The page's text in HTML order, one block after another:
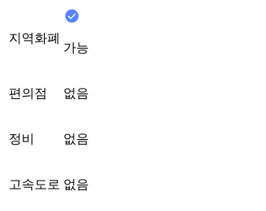
지역화폐
가능
편의점 없음
정비 없음
고속도로 없음